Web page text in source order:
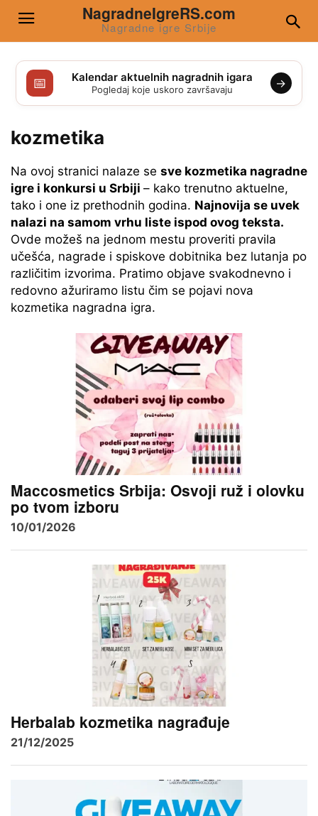
NagradneIgreRS.com
Nagradne igre Srbije
📅 Kalendar aktuelnih nagradnih igara
Pogledaj koje uskoro završavaju →
kozmetika
Na ovoj stranici nalaze se sve kozmetika nagradne
igre i konkursi u Srbiji – kako trenutno aktuelne,
tako i one iz prethodnih godina. Najnovija se uvek
nalazi na samom vrhu liste ispod ovog teksta.
Ovde možeš na jednom mestu proveriti pravila
učešća, nagrade i spiskove dobitnika bez lutanja po
različitim izvorima. Pratimo objave svakodnevno i
redovno ažuriramo listu čim se pojavi nova
kozmetika nagradna igra.
Maccosmetics Srbija: Osvoji ruž i olovku
po tvom izboru
10/01/2026
Herbalab kozmetika nagrađuje
21/12/2025